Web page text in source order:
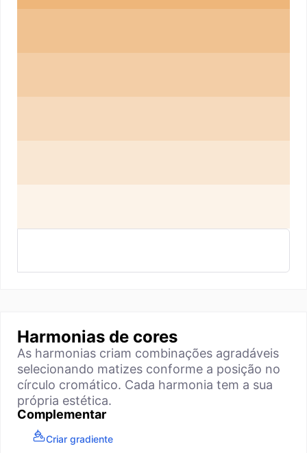
Harmonias de cores
As harmonias criam combinações agradáveis
selecionando matizes conforme a posição no
círculo cromático. Cada harmonia tem a sua
própria estética.
Complementar
Criar gradiente